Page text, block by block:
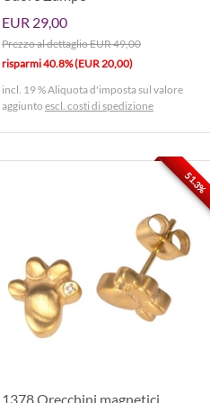
EUR 29,00
Prezzo al dettaglio EUR 49,00
risparmi 40.8% (EUR 20,00)
incl. 19 % Aliquota d'imposta sul valore
aggiunto escl. costi di spedizione
1378 Orecchini magnetici
51.3%